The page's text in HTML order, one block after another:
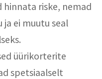
hinnata riske, nemad
ja ei muutu seal
üürikorterite
spetsiaalselt